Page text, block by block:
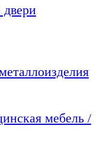
мебель /